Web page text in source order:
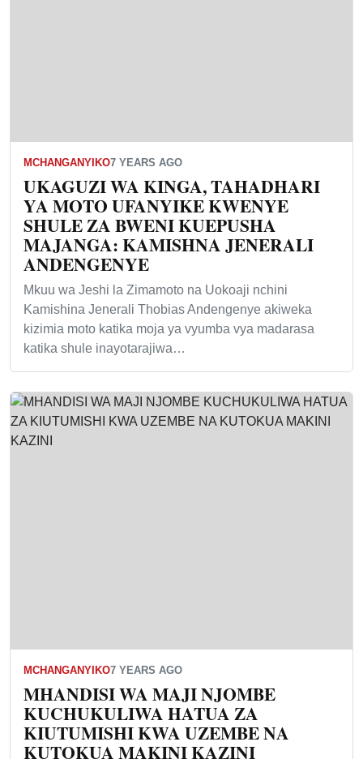
MCHANGANYIKO7 YEARS AGO
UKAGUZI WA KINGA, TAHADHARI
YA MOTO UFANYIKE KWENYE
SHULE ZA BWENI KUEPUSHA
MAJANGA: KAMISHNA JENERALI
ANDENGENYE
Mkuu wa Jeshi la Zimamoto na Uokoaji nchini
Kamishina Jenerali Thobias Andengenye akiweka
kizimia moto katika moja ya vyumba vya madarasa
katika shule inayotarajiwa…
MCHANGANYIKO7 YEARS AGO
MHANDISI WA MAJI NJOMBE
KUCHUKULIWA HATUA ZA
KIUTUMISHI KWA UZEMBE NA
KUTOKUA MAKINI KAZINI